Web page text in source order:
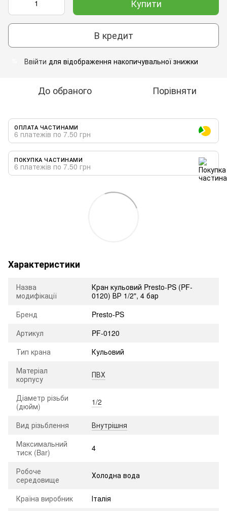
Купити
В кредит
Ввійти для відображення накопичувальної знижки
До обраного Порівняти
ОПЛАТА ЧАСТИНАМИ
6 платежів по 7.50 грн
ПОКУПКА ЧАСТИНАМИ
6 платежів по 7.50 грн
Характеристики
Назва
модифікації
Кран кульовий Presto-PS (PF-
0120) ВР 1/2", 4 бар
Бренд
Presto-PS
Артикул
PF-0120
Тип крана
Кульовий
Матеріал
корпусу
ПВХ
Діаметр різьби
(дюйм)
1/2
Вид різьблення
Внутрішня
Максимальний
тиск (Bar)
4
Робоче
середовище
Холодна вода
Країна виробник
Італія